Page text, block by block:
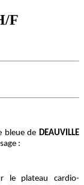
F
bleue de DEAUVILLE
:
le plateau cardio-